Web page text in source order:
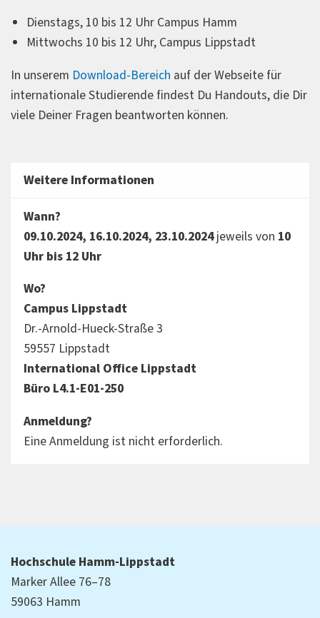
Dienstags, 10 bis 12 Uhr Campus Hamm
Mittwochs 10 bis 12 Uhr, Campus Lippstadt
In unserem Download-Bereich auf der Webseite für
internationale Studierende findest Du Handouts, die Dir
viele Deiner Fragen beantworten können.
Weitere Informationen
Wann?
09.10.2024, 16.10.2024, 23.10.2024jeweils von 10
Uhr bis 12 Uhr
Wo?
Campus Lippstadt
Dr.-Arnold-Hueck-Straße 3
59557 Lippstadt
International Office Lippstadt
Büro L4.1-E01-250
Anmeldung?
Eine Anmeldung ist nicht erforderlich.
Hochschule Hamm-Lippstadt
Marker Allee 76–78
59063 Hamm